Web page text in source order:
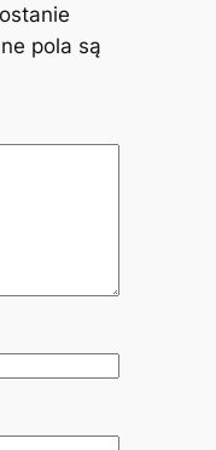
pola są